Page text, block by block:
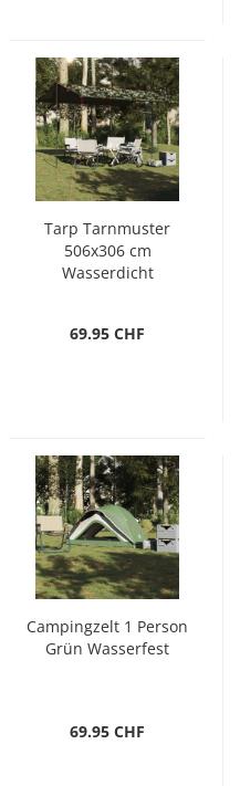
Tarp Tarnmuster
506x306 cm
Wasserdicht
69.95 CHF
Campingzelt 1 Person
Grün Wasserfest
69.95 CHF